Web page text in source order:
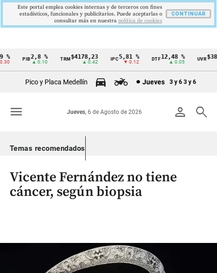
Cintillo
Colombia
PIB2,8 %
▲ 0.10
TRM$4178,23
▲ 0.42
5,81 %
▼ 0.12
DTF12,48 %
▲ 0.05
UVR
Pico y Placa Medellín Jueves 3 y 6 3 y 6
person search
Jueves, 6 de Agosto de 2026
menu
Temas recomendados
Vicente Fernández no tiene
cáncer, según biopsia
Este portal emplea cookies internas y de terceros con fines
estadísticos, funcionales y publicitarios. Puede aceptarlas o
consultar más en nuestra politica de cookies
CONTINUAR